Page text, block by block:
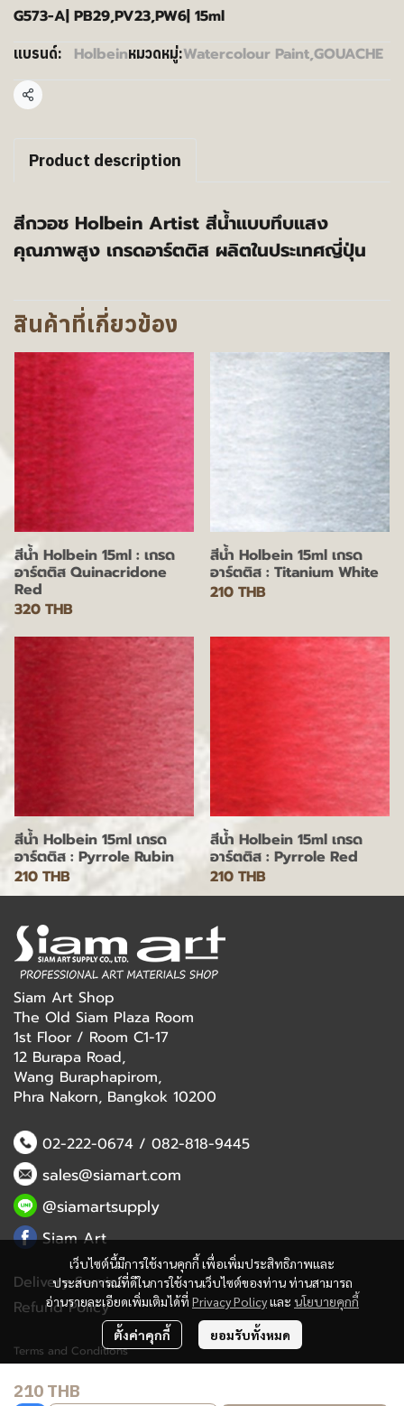
G573-A| PB29,PV23,PW6| 15ml
แบรนด์: Holbeinหมวดหมู่:Watercolour Paint,GOUACHE
แชร์
Product description
สีกวอช Holbein Artist สีน้ำแบบทึบแสง
คุณภาพสูง เกรดอาร์ตติส ผลิตในประเทศญี่ปุ่น
สินค้าที่เกี่ยวข้อง
สีน้ำ Holbein 15ml : เกรด
อาร์ตติส Quinacridone
Red
320 THB
สีน้ำ Holbein 15ml เกรด
อาร์ตติส : Titanium White
210 THB
สีน้ำ Holbein 15ml เกรด
อาร์ตติส : Pyrrole Rubin
210 THB
สีน้ำ Holbein 15ml เกรด
อาร์ตติส : Pyrrole Red
210 THB
210 THB
เว็บไซต์นี้มีการใช้งานคุกกี้ เพื่อเพิ่มประสิทธิภาพและ
ประสบการณ์ที่ดีในการใช้งานเว็บไซต์ของท่าน ท่านสามารถ
อ่านรายละเอียดเพิ่มเติมได้ที่ Privacy Policyและ นโยบายคุกกี้
ตั้งค่าคุกกี้ ยอมรับทั้งหมด
Siam Art Shop
The Old Siam Plaza Room
1st Floor / Room C1-17
12 Burapa Road,
Wang Buraphapirom,
Phra Nakorn, Bangkok 10200
02-222-0674/ 082-818-9445
sales@siamart.com
@siamartsupply
Siam Art
Delivery Service
Refund Policy
Terms and Conditions